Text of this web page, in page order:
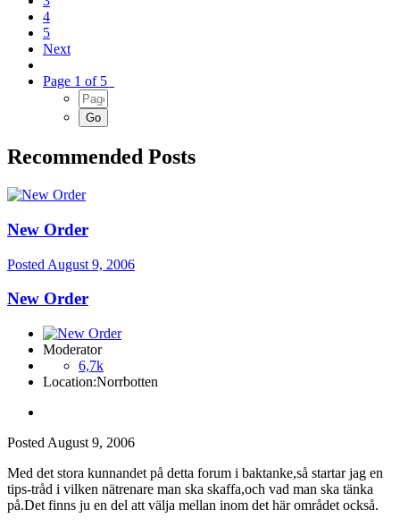
4
5
Next
Page 1 of 5
Recommended Posts
New Order
Posted August 9, 2006
New Order
Moderator
6,7k
Location:Norrbotten
Posted August 9, 2006
Med det stora kunnandet på detta forum i baktanke,så startar jag en
tips-tråd i vilken nätrenare man ska skaffa,och vad man ska tänka
på.Det finns ju en del att välja mellan inom det här området också.